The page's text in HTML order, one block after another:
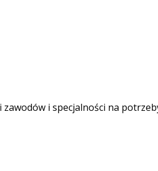
i specjalności na